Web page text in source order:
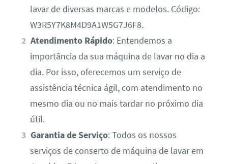
lavar de diversas marcas e modelos. Código:
W3R5Y7K8M4D9A1W5G7J6F8.
Atendimento Rápido: Entendemos a
importância da sua máquina de lavar no dia a
dia. Por isso, oferecemos um serviço de
assistência técnica ágil, com atendimento no
mesmo dia ou no mais tardar no próximo dia
útil.
Garantia de Serviço: Todos os nossos
serviços de conserto de máquina de lavar em